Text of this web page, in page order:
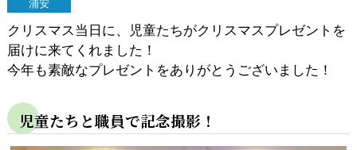
浦安
クリスマス当日に、児童たちがクリスマスプレゼントを
届けに来てくれました！
今年も素敵なプレゼントをありがとうございました！
児童たちと職員で記念撮影！